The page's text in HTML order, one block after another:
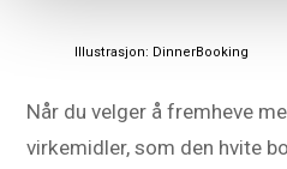
Illustrasjon: DinnerBooking
Når du velger å fremheve
virkemidler, som den hvite